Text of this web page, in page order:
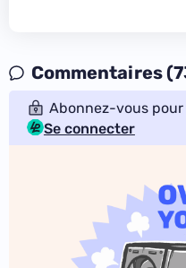
Commentaires
Abonnez-vous
Se connecter